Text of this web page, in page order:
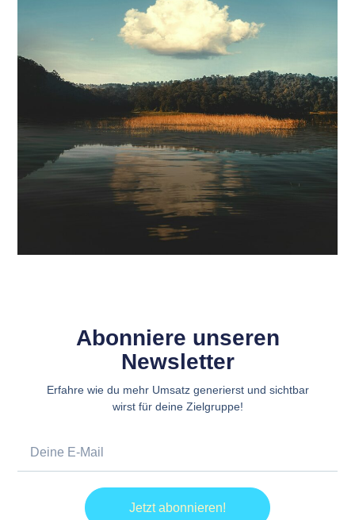
Abonniere unseren
Newsletter
Erfahre wie du mehr Umsatz generierst und sichtbar
wirst für deine Zielgruppe!
Jetzt abonnieren!